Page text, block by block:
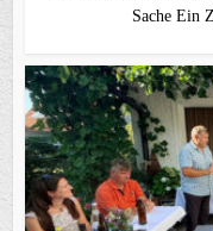
Sache Ein